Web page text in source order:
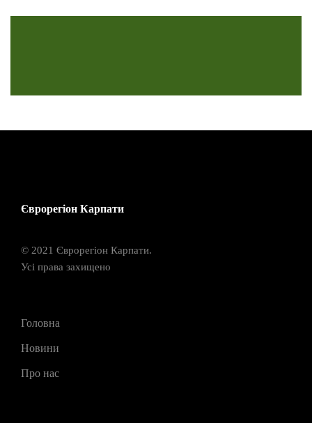
Єврорегіон Карпати
© 2021 Єврорегіон Карпати.
Усі права захищено
Головна
Новини
Про нас